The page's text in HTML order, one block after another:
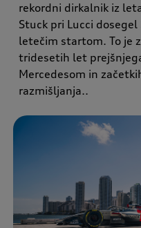
rekordni dirkalnik iz
Stuck pri Lucci
letečim startom. To je
tridesetih let
Mercedesom in
razmišljanja..